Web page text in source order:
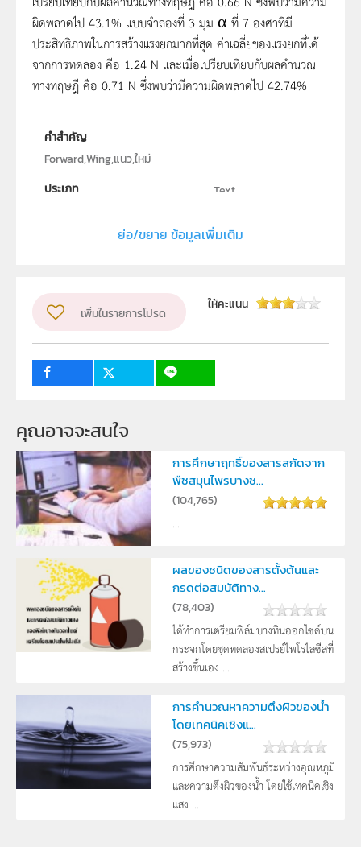
ผิดพลาดไป 43.1% แบบจำลองที่ 3 มุม α ที่ 7 องศาที่มี
ประสิทธิภาพในการสร้างแรงยกมากที่สุด ค่าเฉลี่ยของแรงยกที่ได้
จากการทดลอง คือ 1.24 N และเมื่อเปรียบเทียบกับผลคำนวณ
ทางทฤษฎี คือ 0.71 N ซึ่งพบว่ามีความผิดพลาดไป 42.74%
คำสำคัญ
Forward,Wing,แนว,ใหม่
ประเภท
Text
สถาบันส่งเสริมการสอนวิทยาศาสตร์และเทคโนโลยี
กลุ่มเป้าหมาย
ครู, นักเรียน, บุคคลทั่วไป
ย่อ/ขยาย ข้อมูลเพิ่มเติม
เพิ่มในรายการโปรด
ให้คะแนน
คุณอาจจะสนใจ
การศึกษาฤทธิ์ของสารสกัดจาก
พืชสมุนไพรบางช...
(104,765)
...
ผลของชนิดของสารตั้งต้นและ
กรดต่อสมบัติทาง...
(78,403)
ได้ทำการเตรียมฟิล์มบางทินออกไซด์บน
กระจกโดยชุดทดลองสเปรย์ไพโรไลซีสที่
สร้างขึ้นเอง ...
การคำนวณหาความตึงผิวของน้ำ
โดยเทคนิคเชิงแ...
(75,973)
การศึกษาความสัมพันธ์ระหว่างอุณหภูมิ
และความตึงผิวของน้ำ โดยใช้เทคนิคเชิง
แสง ...